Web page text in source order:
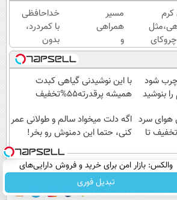
زبون‌ها
افتاده؟
کرم
چروکای
مسیر
همراهی
و
گزارش
عملکرد
گروه
اسنپ
۱۴۰۴
خداحافظی
با کمردرد،
بدون
قرص و
آمپول
چرب شود
بنوشید
با این نوشیدنی گیاهی کبدت
همیشه پرقدرته55%تخفیف
هوای سرد
خوبه😉55%تخفیف تا
اگه دلت میخواد سالم و طولانی عمر
کنی، حتما این دمنوش رو بخر!
والکس: بازار امن برای خرید و فروش دارایی‌های
دیجیتال
تبدیل فوری
تماس با ما
اوقات شرعی سواد زندگی